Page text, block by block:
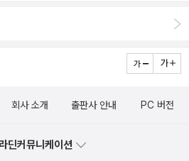
징 전략의 국내적 여건이 약화되었다
은 헌법 개정으로 상징되는 주권완성
제로 설정하고 이를 위해 역대 어느 정
2020년 9월로 아베 정권이 교체되었지
력화의 움직임과 함께 지금까지보다 더
회사 소개 출판사 안내 PC 버전
딘커뮤니케이션